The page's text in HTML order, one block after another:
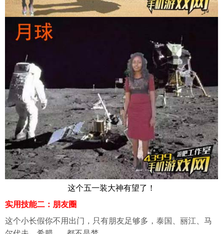
这个五一装大神有望了！
实用技能二：朋友圈
这个小长假你不用出门，只有朋友足够多，泰国、丽江、马